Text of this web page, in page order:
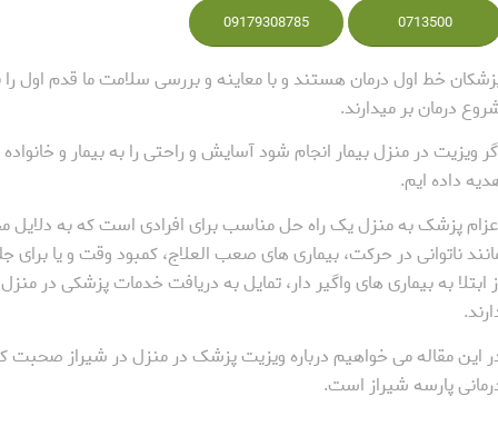
0713500
09179308785
خط اول درمان هستند و با معاینه و بررسی سلامت ما قدم اول را
درمان بر میدارند.
ویزیت در منزل بیمار انجام شود آسایش و راحتی را به بیمار و
داده ایم.
پزشک به منزل یک راه حل مناسب برای افرادی است که به دلایل
ناتوانی در حرکت، بیماری های صعب العلاج، کمبود وقت و یا برای
ابتلا به بیماری های واگیر دار، تمایل به دریافت خدمات پزشکی در
این مقاله می خواهیم درباره ویزیت پزشک در منزل در شیراز
پارسه شیراز است.